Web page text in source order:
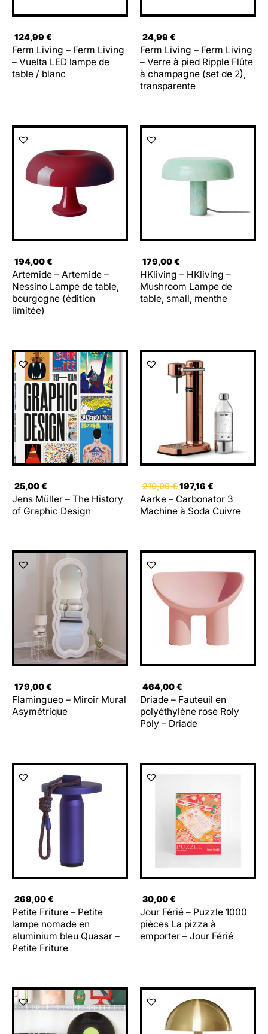
124,99 €
Ferm Living – Ferm Living
– Vuelta LED lampe de
table / blanc
24,99 €
Ferm Living – Ferm Living
– Verre à pied Ripple Flûte
à champagne (set de 2),
transparente
194,00€
Artemide – Artemide –
Nessino Lampe de table,
bourgogne (édition
limitée)
179,00€
HKliving – HKliving –
Mushroom Lampe de
table, small, menthe
25,00€
Jens Müller – The History
of Graphic Design
210,00€
Le
prix
initial
était :
210,00 €.
197,16 €
Le
197,16 €.
Aarke – Carbonator 3
Machine à Soda Cuivre
179,00€
Flamingueo – Miroir Mural
Asymétrique
464,00€
Driade – Fauteuil en
polyéthylène rose Roly
Poly – Driade
269,00€
Petite Friture – Petite
lampe nomade en
aluminium bleu Quasar –
Petite Friture
30,00€
Jour Férié – Puzzle 1000
pièces La pizza à
emporter – Jour Férié